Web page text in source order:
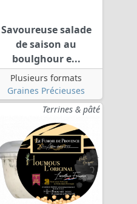
Savoureuse salade
de saison au
boulghour e...
Plusieurs formats
Graines Précieuses
Terrines & pâté